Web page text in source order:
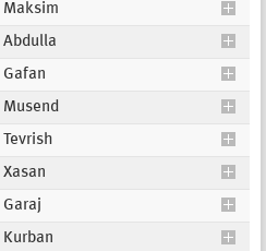
Maksim
Abdulla
Gafan
Musend
Tevrish
Xasan
Garaj
Kurban